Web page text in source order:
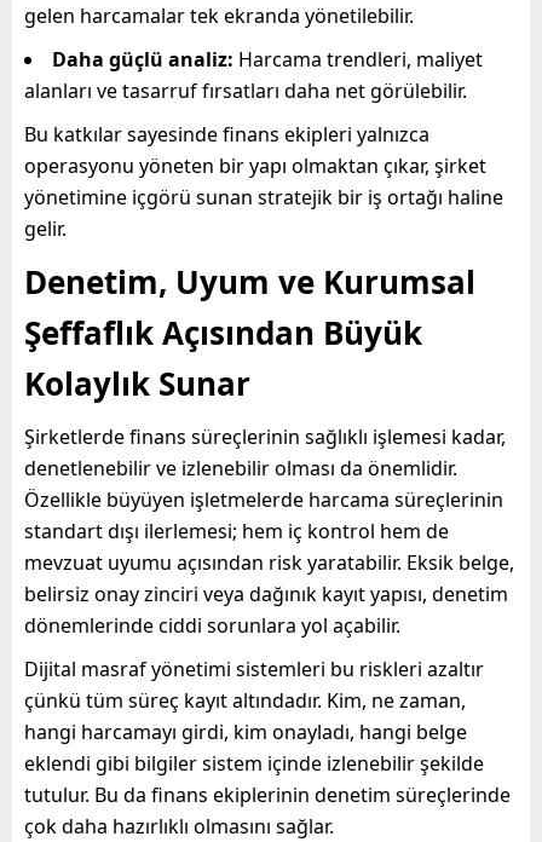
gelen harcamalar tek ekranda yönetilebilir.
Daha güçlü analiz: Harcama trendleri, maliyet
alanları ve tasarruf fırsatları daha net görülebilir.
Bu katkılar sayesinde finans ekipleri yalnızca
operasyonu yöneten bir yapı olmaktan çıkar, şirket
yönetimine içgörü sunan stratejik bir iş ortağı haline
gelir.
Denetim, Uyum ve Kurumsal
Şeffaflık Açısından Büyük
Kolaylık Sunar
Şirketlerde finans süreçlerinin sağlıklı işlemesi kadar,
denetlenebilir ve izlenebilir olması da önemlidir.
Özellikle büyüyen işletmelerde harcama süreçlerinin
standart dışı ilerlemesi; hem iç kontrol hem de
mevzuat uyumu açısından risk yaratabilir. Eksik belge,
belirsiz onay zinciri veya dağınık kayıt yapısı, denetim
dönemlerinde ciddi sorunlara yol açabilir.
Dijital masraf yönetimi sistemleri bu riskleri azaltır
çünkü tüm süreç kayıt altındadır. Kim, ne zaman,
hangi harcamayı girdi, kim onayladı, hangi belge
eklendi gibi bilgiler sistem içinde izlenebilir şekilde
tutulur. Bu da finans ekiplerinin denetim süreçlerinde
çok daha hazırlıklı olmasını sağlar.